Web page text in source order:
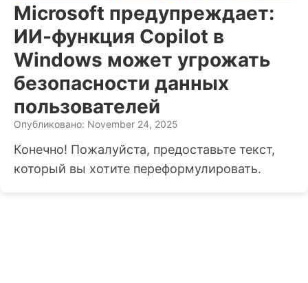
Microsoft предупреждает:
ИИ-функция Copilot в
Windows может угрожать
безопасности данных
пользователей
Опубликовано: November 24, 2025
Конечно! Пожалуйста, предоставьте текст,
который вы хотите переформулировать.